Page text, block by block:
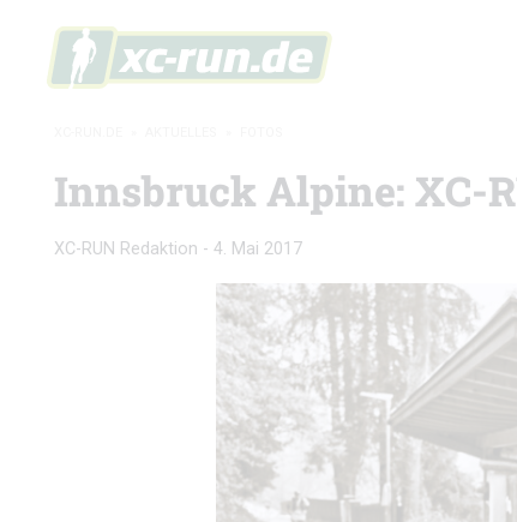
Innsbruck Alpine: XC-
XC-RUN Redaktion - 4. Mai 2017